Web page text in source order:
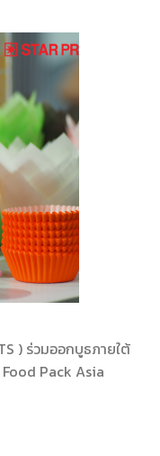
) ร่วมออกบูธภายใต้
Pack Asia